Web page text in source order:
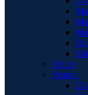
Police
Postele